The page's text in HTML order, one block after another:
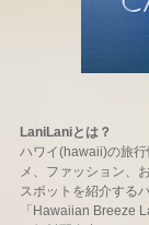
LaniLaniとは？
ハワイ(hawaii)の旅
メ、ファッション、
スポットを紹介する
「Hawaiian Breeze